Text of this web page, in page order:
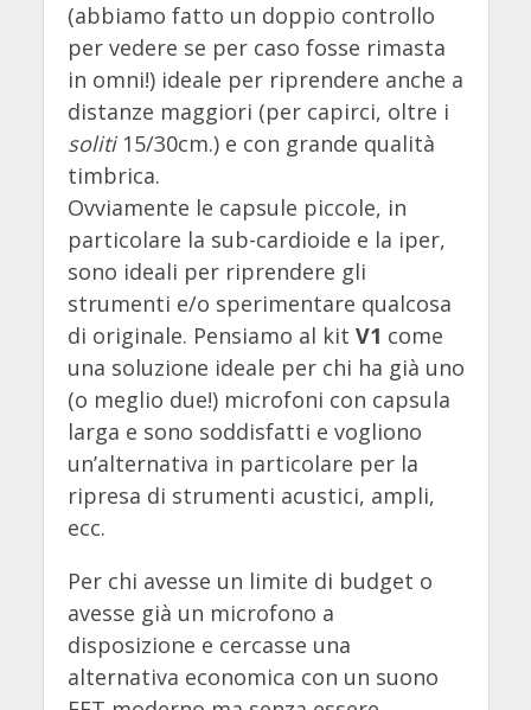
(abbiamo fatto un doppio controllo
per vedere se per caso fosse rimasta
in omni!) ideale per riprendere anche a
distanze maggiori (per capirci, oltre i
soliti 15/30cm.) e con grande qualità
timbrica.
Ovviamente le capsule piccole, in
particolare la sub-cardioide e la iper,
sono ideali per riprendere gli
strumenti e/o sperimentare qualcosa
di originale. Pensiamo al kit V1 come
una soluzione ideale per chi ha già uno
(o meglio due!) microfoni con capsula
larga e sono soddisfatti e vogliono
un’alternativa in particolare per la
ripresa di strumenti acustici, ampli,
ecc.
Per chi avesse un limite di budget o
avesse già un microfono a
disposizione e cercasse una
alternativa economica con un suono